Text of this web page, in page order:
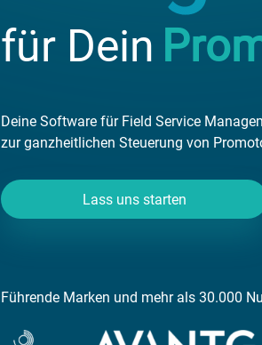
für Dein
Deine Software für Field Service
zur ganzheitlichen Steuerung von
Lass uns starten
Führende Marken und mehr als 30.000